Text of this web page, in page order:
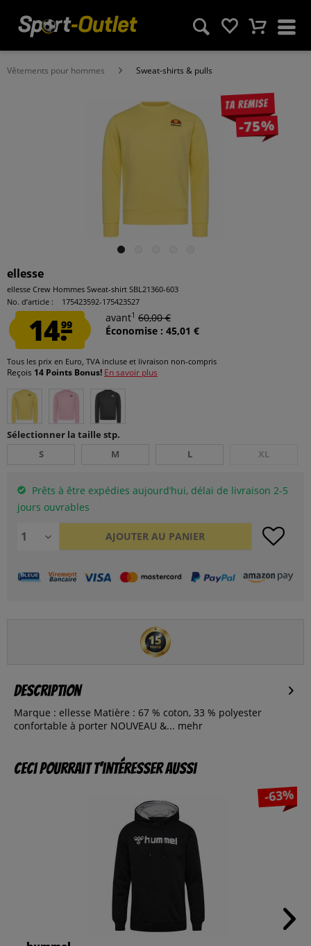
Vêtements pour hommes Sweat-shirts & pulls
Ta remise
-75%
ellesse
ellesse Crew Hommes Sweat-shirt SBL21360-603
No. d’article :
175423592-175423527
14.99
avant1 60,00 €
Économise : 45,01 €
Tous les prix en Euro, TVA incluse et livraison non-compris
Reçois 14 Points Bonus! En savoir plus
Sélectionner la taille stp.
S
M L XL
Prêts à être expédies aujourd’hui, délai de livraison 2-5
jours ouvrables
AJOUTER AU PANIER
Description
Marque : ellesse Matière : 67 % coton, 33 % polyester
confortable à porter NOUVEAU &... mehr
Ceci pourrait t’intéresser aussi
-63%